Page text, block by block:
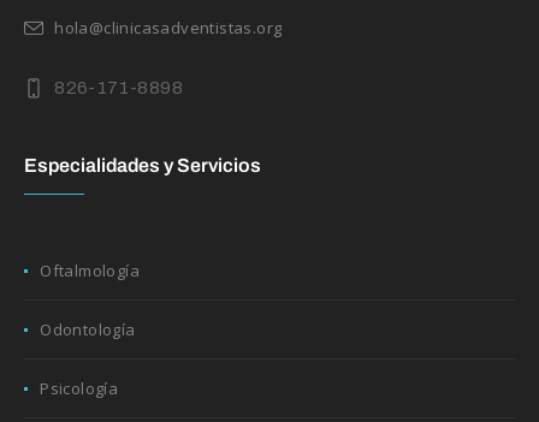
hola@clinicasadventistas.org
826-171-8898
Especialidades y Servicios
Oftalmología
Odontología
Psicología